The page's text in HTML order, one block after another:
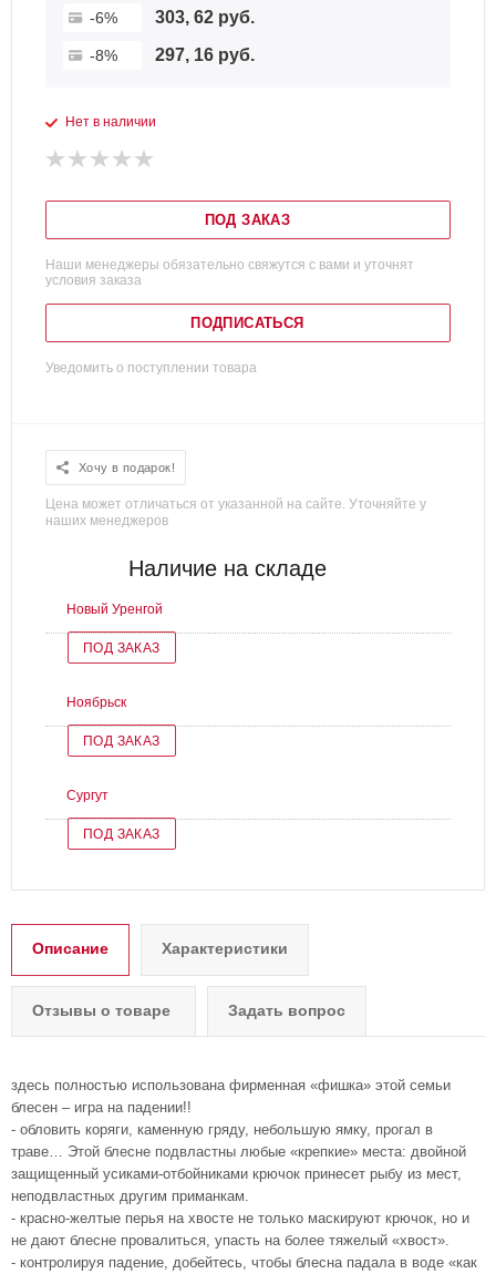
-6% 303, 62 руб.
-8% 297, 16 руб.
Нет в наличии
ПОД ЗАКАЗ
Наши менеджеры обязательно свяжутся с вами и уточнят
условия заказа
ПОДПИСАТЬСЯ
Уведомить о поступлении товара
Хочу в подарок!
Цена может отличаться от указанной на сайте. Уточняйте у
наших менеджеров
Наличие на складе
Новый Уренгой
ПОД ЗАКАЗ
Ноябрьск
ПОД ЗАКАЗ
Сургут
ПОД ЗАКАЗ
Описание Характеристики
Отзывы о товаре Задать вопрос
здесь полностью использована фирменная «фишка» этой семьи
блесен – игра на падении!!
- обловить коряги, каменную гряду, небольшую ямку, прогал в
траве… Этой блесне подвластны любые «крепкие» места: двойной
защищенный усиками-отбойниками крючок принесет рыбу из мест,
неподвластных другим приманкам.
- красно-желтые перья на хвосте не только маскируют крючок, но и
не дают блесне провалиться, упасть на более тяжелый «хвост».
- контролируя падение, добейтесь, чтобы блесна падала в воде «как